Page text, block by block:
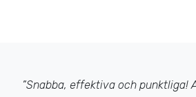
”Snabba, effektiva och punktliga!